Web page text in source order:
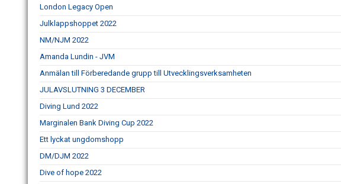
London Legacy Open
Julklappshoppet 2022
NM/NJM 2022
Amanda Lundin - JVM
Anmälan till Förberedande grupp till Utvecklingsverksamheten
JULAVSLUTNING 3 DECEMBER
Diving Lund 2022
Marginalen Bank Diving Cup 2022
Ett lyckat ungdomshopp
DM/DJM 2022
Dive of hope 2022